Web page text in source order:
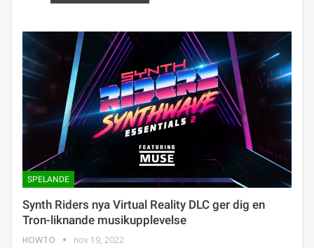
SPELANDE
Synth Riders nya Virtual Reality DLC ger dig en
Tron-liknande musikupplevelse
HOWTO nov 19, 2022